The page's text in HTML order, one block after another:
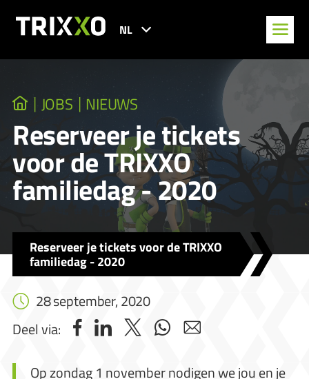
NL
JOBS NIEUWS
Reserveer je tickets
voor de TRIXXO
familiedag - 2020
Reserveer je tickets voor de TRIXXO
familiedag - 2020
28 september, 2020
Deel via:
Op zondag 1 november nodigen we jou en je